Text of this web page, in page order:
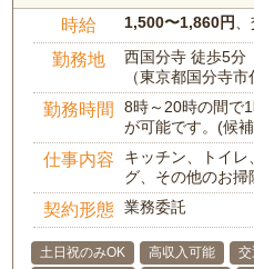
時給 1,500〜1,860円
勤務地
西国分寺 徒歩5分
（東京都国分寺市
勤務時間
8時～20時の間で
が可能です。(候
仕事内容
キッチン、トイ
グ、その他のお掃
契約形態 業務委託
土日祝のみOK 高収入可能